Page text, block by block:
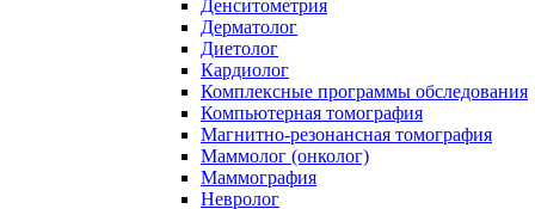
Денситометрия
Дерматолог
Диетолог
Кардиолог
Комплексные программы обследования
Компьютерная томография
Магнитно-резонансная томография
Маммолог (онколог)
Маммография
Невролог